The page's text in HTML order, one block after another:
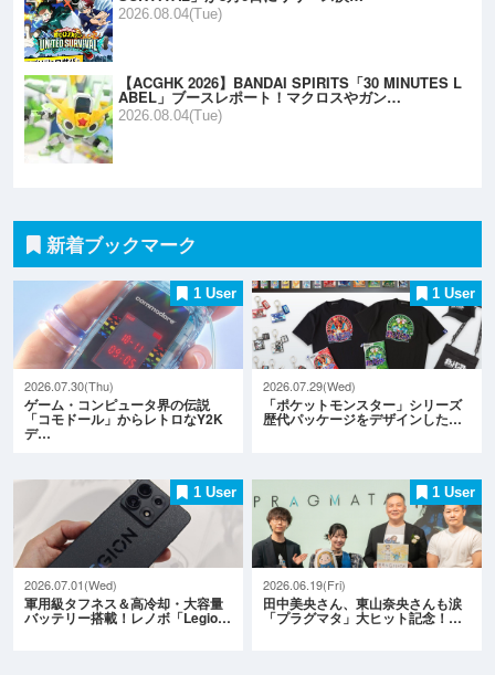
2026.08.04(Tue)
【ACGHK 2026】BANDAI SPIRITS「30 MINUTES L
ABEL」ブースレポート！マクロスやガン…
2026.08.04(Tue)
新着ブックマーク
1 User
2026.07.30(Thu)
ゲーム・コンピュータ界の伝説
「コモドール」からレトロなY2K
デ…
1 User
2026.07.29(Wed)
「ポケットモンスター」シリーズ
歴代パッケージをデザインした…
1 User
2026.07.01(Wed)
軍用級タフネス＆高冷却・大容量
バッテリー搭載！レノボ「Legio…
1 User
2026.06.19(Fri)
田中美央さん、東山奈央さんも涙
「プラグマタ」大ヒット記念！…